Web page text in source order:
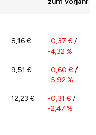
8,16 € -0,37 € /
-4,32 %
9,51 € -0,60 € /
-5,92 %
12,23 € -0,31 € /
-2,47 %